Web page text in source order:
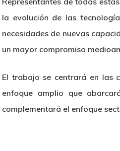
la evolución de las
necesidades de nuevas
un mayor compromiso
El trabajo se centrará en las
enfoque amplio que
complementará el enfoque